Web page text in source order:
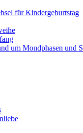
für Kindergeburtstag
um Mondphasen und